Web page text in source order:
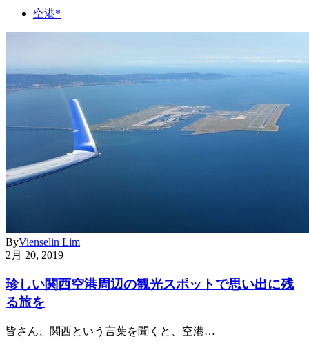
空港*
ByVienselin Lim
2月 20, 2019
珍しい関西空港周辺の観光スポットで思い出に残
る旅を
皆さん、関西という言葉を聞くと、空港…